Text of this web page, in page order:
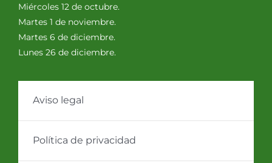
Miércoles 12 de octubre.
Martes 1 de noviembre.
Martes 6 de diciembre.
Lunes 26 de diciembre.
Aviso legal
Política de privacidad